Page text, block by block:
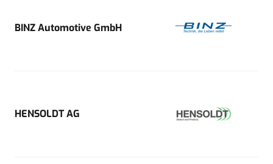
BINZ Automotive GmbH
HENSOLDT AG